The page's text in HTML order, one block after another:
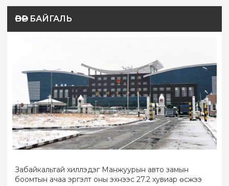
ӨВӨР БАЙГАЛЬ
Забайкальтай хиллэдэг Манжуурын авто замын
боомтын ачаа эргэлт оны эхнээс 27.2 хувиар өсжээ